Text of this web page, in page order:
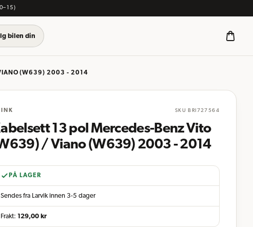
bilen din
VIANO (W639) 2003 - 2014
SKU BRI727564
13 pol Mercedes-Benz Vito
/ Viano (W639) 2003 - 2014
PÅ LAGER
Sendes fra Larvik innen 3-5 dager
Frakt: 129,00 kr